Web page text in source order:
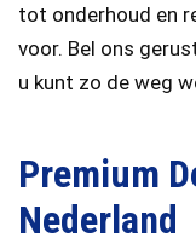
tot onderhoud en
voor. Bel ons
u kunt zo de weg
Premium
Nederland